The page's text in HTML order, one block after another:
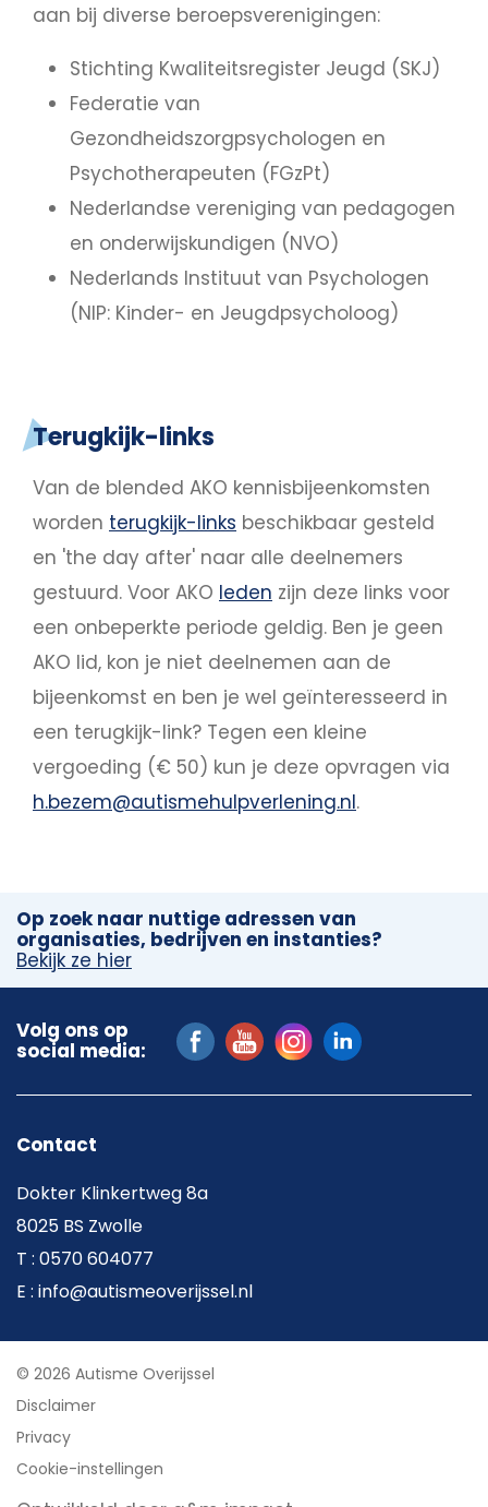
aan bij diverse beroepsverenigingen:
Stichting Kwaliteitsregister Jeugd (SKJ)
Federatie van
Gezondheidszorgpsychologen en
Psychotherapeuten (FGzPt)
Nederlandse vereniging van pedagogen
en onderwijskundigen (NVO)
Nederlands Instituut van Psychologen
(NIP: Kinder- en Jeugdpsycholoog)
Terugkijk-links
Van de blended AKO kennisbijeenkomsten
worden terugkijk-links beschikbaar gesteld
en 'the day after' naar alle deelnemers
gestuurd. Voor AKO leden zijn deze links voor
een onbeperkte periode geldig. Ben je geen
AKO lid, kon je niet deelnemen aan de
bijeenkomst en ben je wel geïnteresseerd in
een terugkijk-link? Tegen een kleine
vergoeding (€ 50) kun je deze opvragen via
h.bezem@autismehulpverlening.nl.
Op zoek naar nuttige adressen van
organisaties, bedrijven en instanties?
Bekijk ze hier
Volg ons op
social media:
Contact
Dokter Klinkertweg 8a
8025 BS Zwolle
T : 0570 604077
E : info@autismeoverijssel.nl
© 2026 Autisme Overijssel
Disclaimer
Privacy
Cookie-instellingen